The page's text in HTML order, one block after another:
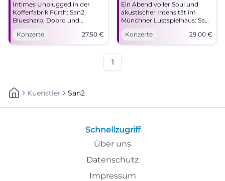
Intimes Unplugged in der
Kofferfabrik Fürth: San2,
Bluesharp, Dobro und
Boogie-Piano liefern
Gänsehaut. 21.01.2026, 20 Uhr,
ab 27,50 €. Pure Live-
Konzerte 27,50 €
Ein Abend voller Soul und
akustischer Intensität im
Münchner Lustspielhaus: San2
bringt seine Unplugged-
Power live auf die Bühne.
13.06.2026, Tickets ab 29 Euro.
Konzerte 29,00 €
1
Kuenstler San2
Schnellzugriff
Über uns
Datenschutz
Impressum